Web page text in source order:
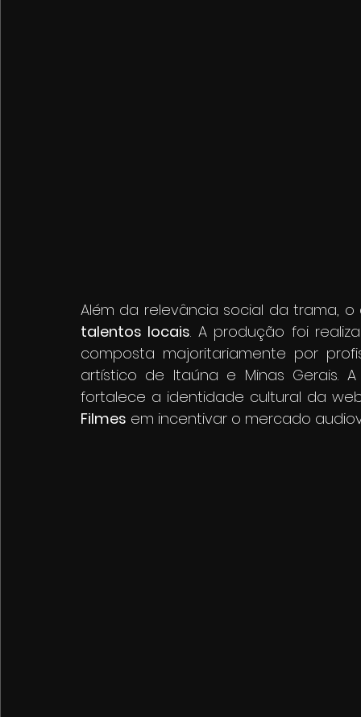
Além da relevância social da trama,
talentos locais. A produção foi
composta majoritariamente por
artístico de Itaúna e Minas Gerais.
fortalece a identidade cultural da
Filmes em incentivar o mercado